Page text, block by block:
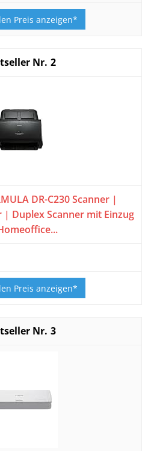
Preis anzeigen*
2
DR-C230 Scanner |
Duplex Scanner mit Einzug
Preis anzeigen*
3